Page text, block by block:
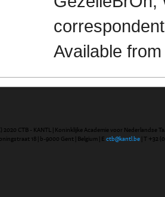
Available
2020 CTB - KANTL | Koninklijke Academie voor Nederlandse
18 | b-9000 Gent | Belgium | E ctb@kantl.be | T +32